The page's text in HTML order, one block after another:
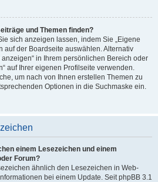
und Themen finden?
sich anzeigen lassen, indem Sie „Eigene
auf der Boardseite auswählen. Alternativ
in Ihrem persönlichen Bereich oder
auf Ihrer eigenen Profilseite verwenden.
um nach von Ihnen erstellen Themen zu
Optionen in die Suchmaske ein.
einem Lesezeichen und einem
Forum?
ähnlich den Lesezeichen in Web-
bei einem Update. Seit phpBB 3.1